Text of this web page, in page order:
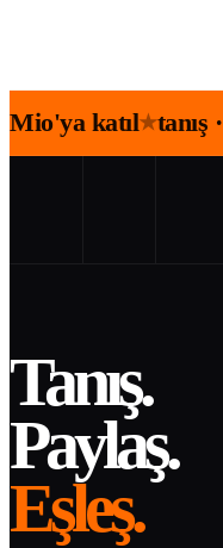
Mio'ya katıl★tanış
Tanış.
Paylaş.
Eşleş.